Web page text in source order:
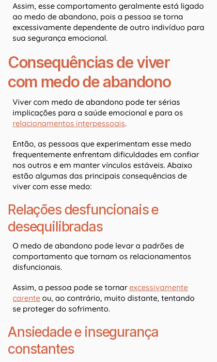
Assim, esse comportamento geralmente está ligado
ao medo de abandono, pois a pessoa se torna
excessivamente dependente de outro indivíduo para
sua segurança emocional.
Consequências de viver
com medo de abandono
Viver com medo de abandono pode ter sérias
implicações para a saúde emocional e para os
relacionamentos interpessoais.
Então, as pessoas que experimentam esse medo
frequentemente enfrentam dificuldades em confiar
nos outros e em manter vínculos estáveis. Abaixo
estão algumas das principais consequências de
viver com esse medo:
Relações desfuncionais e
desequilibradas
O medo de abandono pode levar a padrões de
comportamento que tornam os relacionamentos
disfuncionais.
Assim, a pessoa pode se tornar excessivamente
carente ou, ao contrário, muito distante, tentando
se proteger do sofrimento.
Ansiedade e insegurança
constantes